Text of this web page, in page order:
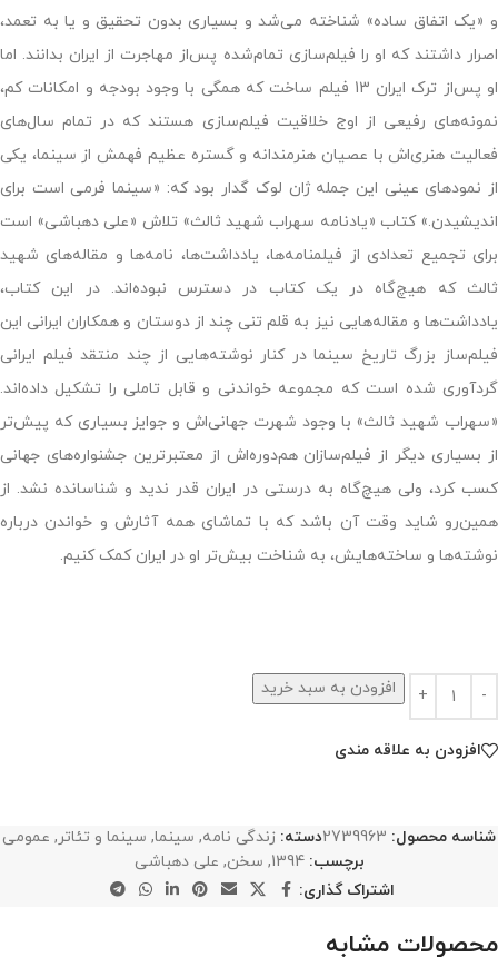
و «یک اتفاق ساده» شناخته می‌شد و بسیاری بدون تحقیق و یا به تعمد،
اصرار داشتند که او را فیلم‌سازی تمام‌شده پس‌از مهاجرت از ایران بدانند. اما
او پس‌از ترک ایران 13 فیلم ساخت که همگی با وجود بودجه و امکانات کم،
نمونه‌های رفیعی از اوج خلاقیت فیلم‌سازی هستند که در تمام سال‌های
فعالیت هنری‌اش با عصیان هنرمندانه و گستره عظیم فهمش از سینما، یکی
از نمودهای عینی این جمله ژان لوک گدار بود که: «سینما فرمی است برای
اندیشیدن.» کتاب «یادنامه سهراب شهید ثالث» تلاش «علی دهباشی» است
برای تجمیع تعدادی از فیلمنامه‌ها، یادداشت‌ها، نامه‌ها و مقاله‌های شهید
ثالث که هیچ‌گاه در یک کتاب در دسترس نبوده‌اند. در این کتاب،
یادداشت‌ها و مقاله‌هایی نیز به قلم تنی چند از دوستان و همکاران ایرانی این
فیلم‌ساز بزرگ تاریخ سینما در کنار نوشته‌هایی از چند منتقد فیلم ایرانی
گردآوری شده است که مجموعه خواندنی و قابل تاملی را تشکیل داده‌اند.
«سهراب شهید ثالث» با وجود شهرت جهانی‌اش و جوایز بسیاری که پیش‌تر
از بسیاری دیگر از فیلم‌سازان هم‌دوره‌اش از معتبرترین جشنواره‌های جهانی
کسب کرد، ولی هیچ‌گاه به درستی در ایران قدر ندید و شناسانده نشد. از
همین‌رو شاید وقت آن باشد که با تماشای همه آثارش و خواندن درباره
نوشته‌ها و ساخته‌هایش، به شناخت بیش‌تر او در ایران کمک کنیم.
افزودن به سبد خرید
افزودن به علاقه مندی
شناسه محصول: 2739963دسته: زندگی نامه, سینما, سینما و تئاتر, عمومی
برچسب: 1394
, سخن, علی دهباشی
اشتراک گذاری:
محصولات مشابه